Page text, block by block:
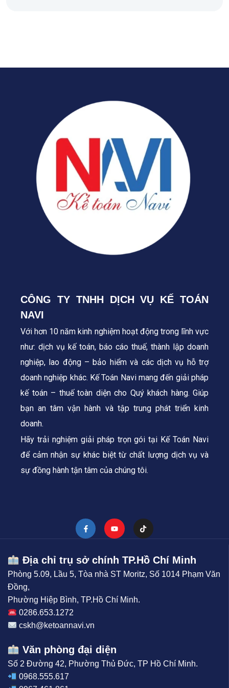
CÔNG TY TNHH DỊCH VỤ KẾ TOÁN
NAVI
Với hơn 10 năm kinh nghiệm hoạt động trong lĩnh vực
như: dịch vụ kế toán, báo cáo thuế, thành lập doanh
nghiệp, lao động – bảo hiểm và các dịch vụ hỗ trợ
doanh nghiệp khác. Kế Toán Navi mang đến giải pháp
kế toán – thuế toàn diện cho Quý khách hàng. Giúp
bạn an tâm vận hành và tập trung phát triển kinh
doanh.
Hãy trải nghiệm giải pháp trọn gói tại Kế Toán Navi
để cảm nhận sự khác biệt từ chất lượng dịch vụ và
sự đồng hành tận tâm của chúng tôi.
Địa chỉ trụ sở chính TP.Hồ Chí Minh
Phòng 5.09, Lầu 5, Tòa nhà ST Moritz, Số 1014 Phạm Văn
Đồng,
Phường Hiệp Bình, TP.Hồ Chí Minh.
0286.653.1272
cskh@ketoannavi.vn
Văn phòng đại diện
Số 2 Đường 42, Phường Thủ Đức, TP Hồ Chí Minh.
0968.555.617